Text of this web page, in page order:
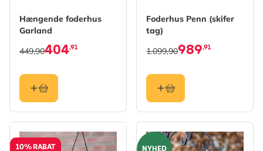
Hængende foderhus
Garland
404,91
449,90
Foderhus Penn (skifer
tag)
989,91
1.099,90
10% RABAT